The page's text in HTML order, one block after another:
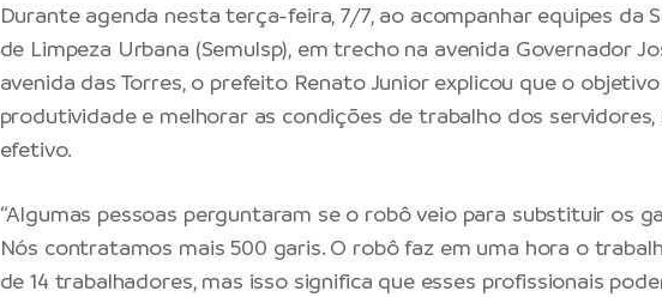
Durante agenda nesta terça-feira, 7/7, ao acompanhar equipes da
de Limpeza Urbana (Semulsp), em trecho na avenida Governador
avenida das Torres, o prefeito Renato Junior explicou que o
produtividade e melhorar as condições de trabalho dos
efetivo.
“Algumas pessoas perguntaram se o robô veio para substituir os
Nós contratamos mais 500 garis. O robô faz em uma hora o
de 14 trabalhadores, mas isso significa que esses profissionais